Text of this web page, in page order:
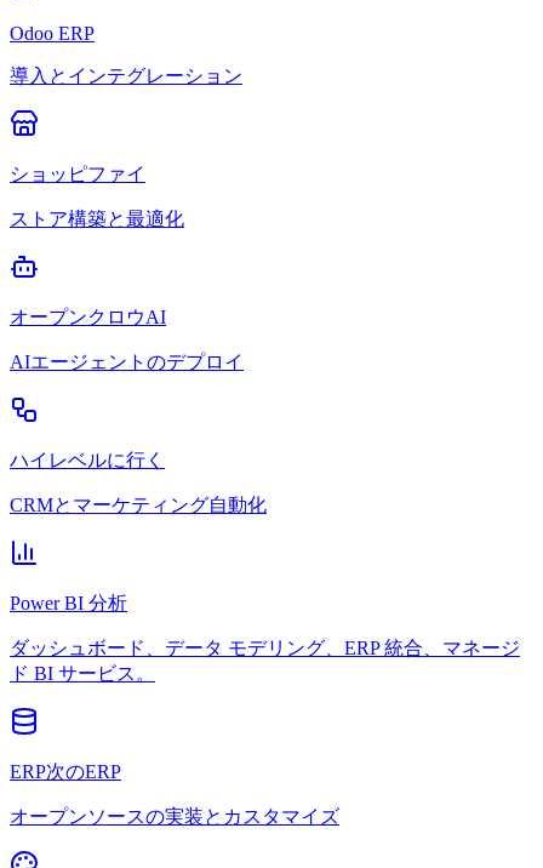
Odoo ERP
導入とインテグレーション
ショッピファイ
ストア構築と最適化
オープンクロウAI
AIエージェントのデプロイ
ハイレベルに行く
CRMとマーケティング自動化
Power BI 分析
ダッシュボード、データ モデリング、ERP 統合、マネージ
ド BI サービス。
ERP次のERP
オープンソースの実装とカスタマイズ